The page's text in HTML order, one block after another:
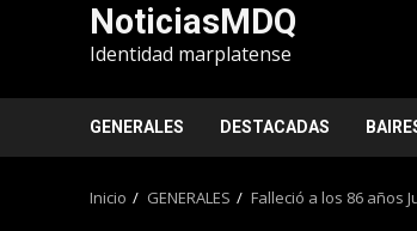
NoticiasMDQ
Identidad marplatense
GENERALES DESTACADAS
Inicio GENERALES Falleció a los 86 años